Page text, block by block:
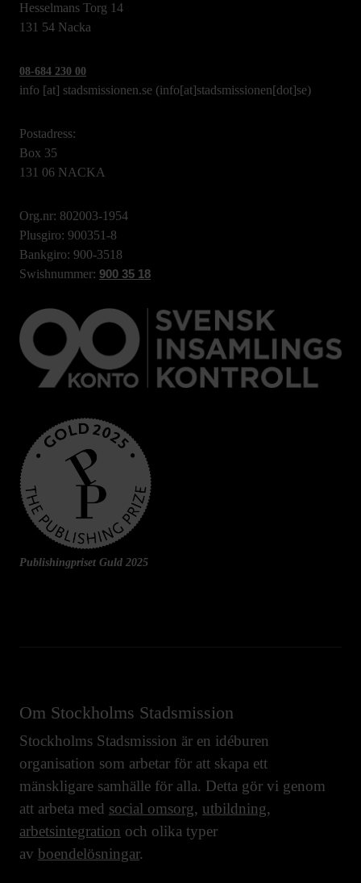
Hesselmans Torg 14
131 54 Nacka
08-684 230 00
info [at] stadsmissionen.se (info[at]stadsmissionen[dot]se)
Postadress:
Box 35
131 06 NACKA
Org.nr: 802003-1954
Plusgiro: 900351-8
Bankgiro: 900-3518
Swishnummer: 900 35 18
Publishingpriset Guld 2025
Om Stockholms Stadsmission
Stockholms Stadsmission är en idéburen
organisation som arbetar för att skapa ett
mänskligare samhälle för alla. Detta gör vi genom
att arbeta med social omsorg, utbildning,
arbetsintegration och olika typer
av boendelösningar.